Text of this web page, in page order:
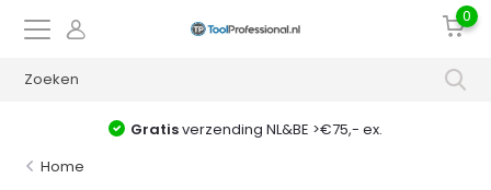
0
Gratisverzending NL&BE >€75,- ex.
Home